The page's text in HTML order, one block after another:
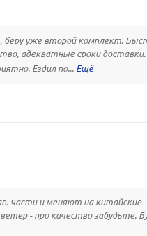
уже второй комплект.
адекватные сроки доставки.
Ездил по...
части и меняют на китайские
- про качество забудьте.